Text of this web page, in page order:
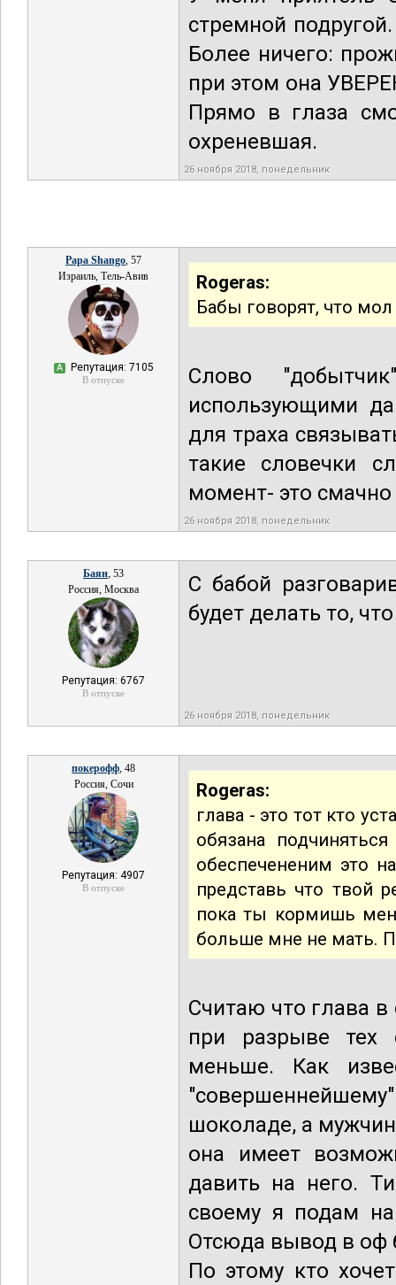
стремной
Более ничего:
при этом она
Прямо в глаза
охреневшая.
26 ноября 2018, понедельник
Papa Shango, 57
Израиль, Тель-Авив
А Репутация: 7105
В отпуске
Rogeras:
Бабы говорят, что
Слово
использующими
для траха
такие словечки
момент- это
26 ноября 2018, понедельник
Баян, 53
Россия, Москва
Репутация: 6767
В отпуске
С бабой
будет делать то,
26 ноября 2018, понедельник
покерофф, 48
Россия, Сочи
Репутация: 4907
В отпуске
Rogeras:
глава - это тот кто
обязана
обеспечененим это
представь что твой
пока ты кормишь
больше мне не мать.
Считаю что глава
при разрыве тех
меньше. Как
шоколаде, а
она имеет
давить на него.
своему я подам
Отсюда вывод в оф
По этому кто